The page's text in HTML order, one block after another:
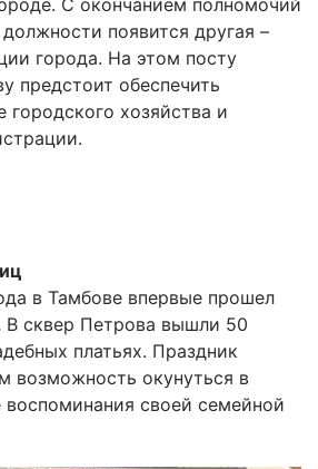
появится другая –
города. На этом посту
предстоит обеспечить
городского хозяйства и
в Тамбове впервые прошел
В сквер Петрова вышли 50
платьях. Праздник
возможность окунуться в
своей семейной